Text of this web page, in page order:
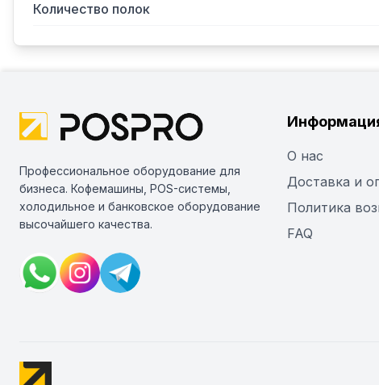
Количество полок
Профессиональное оборудование для
бизнеса. Кофемашины, POS-системы,
холодильное и банковское оборудование
высочайшего качества.
О нас
Доставка и
Политика
FAQ